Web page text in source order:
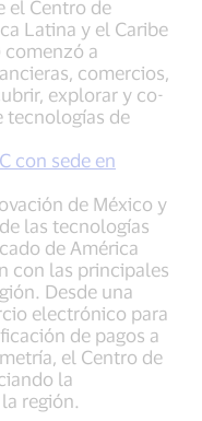
el Centro de
Latina y el Caribe
comenzó a
comercios,
explorar y co-
tecnologías de
con sede en
de México y
las tecnologías
de América
con las principales
Desde una
electrónico para
de pagos a
el Centro de
la
región.